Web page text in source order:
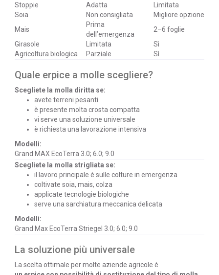
Stoppie
Adatta
Limitata
Soia
Non consigliata
Migliore opzione
Mais
Prima
dell’emergenza
2–6 foglie
Girasole
Limitata
Sì
Agricoltura biologica
Parziale Sì
Quale erpice a molle scegliere?
Scegliete la molla diritta se:
avete terreni pesanti
è presente molta crosta compatta
vi serve una soluzione universale
è richiesta una lavorazione intensiva
Modelli:
Grand MAX EcoTerra 3.0; 6.0; 9.0
Scegliete la molla strigliata se:
il lavoro principale è sulle colture in emergenza
coltivate soia, mais, colza
applicate tecnologie biologiche
serve una sarchiatura meccanica delicata
Modelli:
Grand Max EcoTerra Striegel 3.0; 6.0; 9.0
La soluzione più universale
La scelta ottimale per molte aziende agricole è